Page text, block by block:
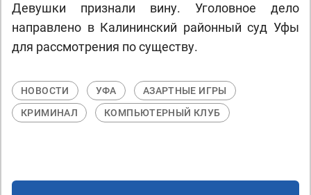
Девушки признали вину. Уголовное дело
направлено в Калининский районный суд Уфы
для рассмотрения по существу.
НОВОСТИ УФА
АЗАРТНЫЕ ИГРЫ
КРИМИНАЛ
КОМПЬЮТЕРНЫЙ КЛУБ